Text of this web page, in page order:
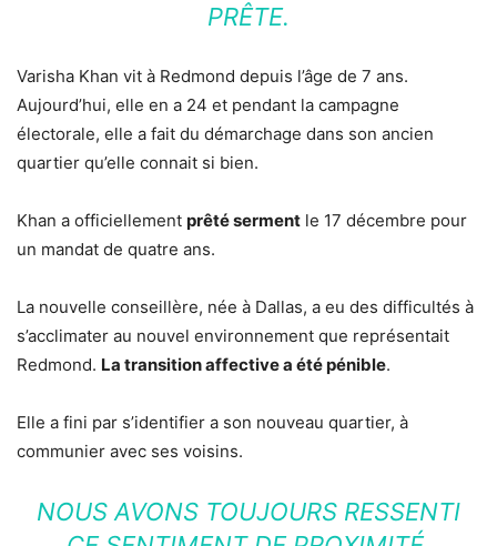
PRÊTE.
Varisha Khan vit à Redmond depuis l’âge de 7 ans.
Aujourd’hui, elle en a 24 et pendant la campagne
électorale, elle a fait du démarchage dans son ancien
quartier qu’elle connait si bien.
Khan a officiellement prêté serment le 17 décembre pour
un mandat de quatre ans.
La nouvelle conseillère, née à Dallas, a eu des difficultés à
s’acclimater au nouvel environnement que représentait
Redmond. La transition affective a été pénible.
Elle a fini par s’identifier a son nouveau quartier, à
communier avec ses voisins.
NOUS AVONS TOUJOURS RESSENTI